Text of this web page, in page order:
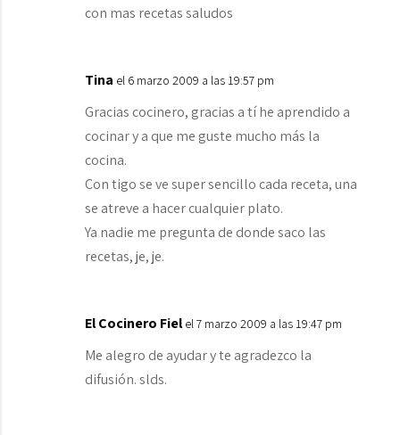
con mas recetas saludos
Tina el 6 marzo 2009 a las 19:57 pm
Gracias cocinero, gracias a tí he aprendido a
cocinar y a que me guste mucho más la
cocina.
Con tigo se ve super sencillo cada receta, una
se atreve a hacer cualquier plato.
Ya nadie me pregunta de donde saco las
recetas, je, je.
El Cocinero Fiel el 7 marzo 2009 a las 19:47 pm
Me alegro de ayudar y te agradezco la
difusión. slds.